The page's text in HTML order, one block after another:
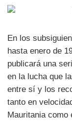
En los
hasta enero de
publicará una
en la lucha que
entre sí y los
tanto en
Mauritania como